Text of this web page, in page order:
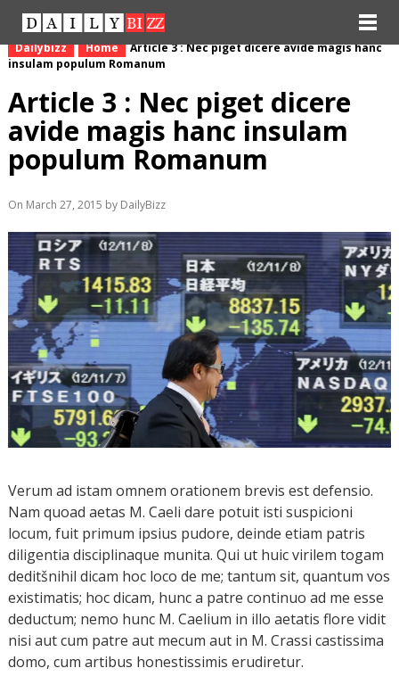
Dailybizz Home
Article 3 : Nec piget dicere avide magis hanc
insulam populum Romanum
Article 3 : Nec piget dicere
avide magis hanc insulam
populum Romanum
On March 27, 2015 by DailyBizz
Verum ad istam omnem orationem brevis est defensio.
Nam quoad aetas M. Caeli dare potuit isti suspicioni
locum, fuit primum ipsius pudore, deinde etiam patris
diligentia disciplinaque munita. Qui ut huic virilem togam
deditšnihil dicam hoc loco de me; tantum sit, quantum vos
existimatis; hoc dicam, hunc a patre continuo ad me esse
deductum; nemo hunc M. Caelium in illo aetatis flore vidit
nisi aut cum patre aut mecum aut in M. Crassi castissima
domo, cum artibus honestissimis erudiretur.